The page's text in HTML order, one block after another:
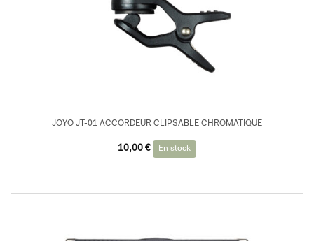
JOYO JT-01 ACCORDEUR CLIPSABLE CHROMATIQUE
10,00 € En stock